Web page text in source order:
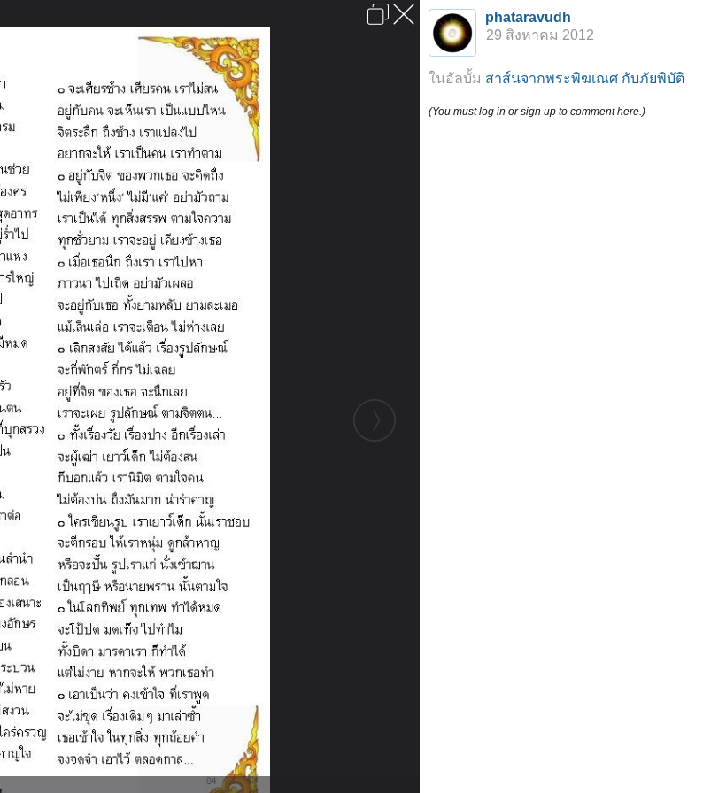
เข้าสู่ระบบหรือลงทะเบียน
สมาชิก ห้องสนทนา
ลงโฆษณา ติดต่อเรา ช่วยเหลือ หน้าหลัก
phataravudh
29 สิงหาคม 2012
ในอัลบั้ม สาส์นจากพระพิฆเณศ กับภัยพิบัติ
(You must log in or sign up to comment here.)